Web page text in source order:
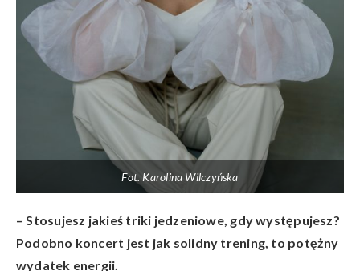
Fot. Karolina Wilczyńska
– Stosujesz jakieś triki jedzeniowe, gdy występujesz?
Podobno koncert jest jak solidny trening, to potężny
wydatek energii.